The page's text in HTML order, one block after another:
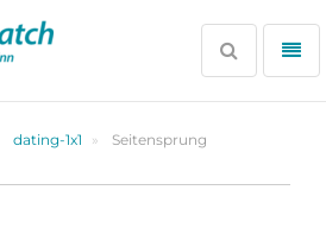
Zur
Partnersuche
Suche
öffnen
dating-1x1 Seitensprung